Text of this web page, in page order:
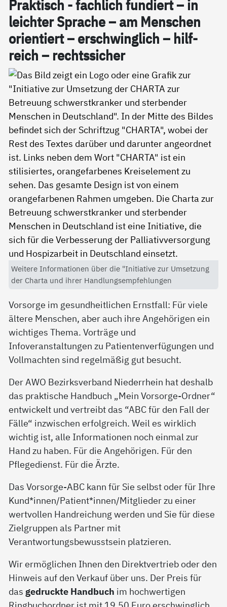
Prak­tisch - fach­lich fun­diert – in
leich­ter Spra­che – am Men­schen
ori­en­tiert – er­schwing­lich – hil­f­
reich – rechts­si­cher
Weitere Informationen über die "Initiative zur Umsetzung
der Charta und ihrer Handlungsempfehlungen
Vorsorge im gesundheitlichen Ernstfall: Für viele
ältere Menschen, aber auch ihre Angehörigen ein
wichtiges Thema. Vorträge und
Infoveranstaltungen zu Patientenverfügungen und
Vollmachten sind regelmäßig gut besucht.
Der AWO Bezirksverband Niederrhein hat deshalb
das praktische Handbuch „Mein Vorsorge-Ordner“
entwickelt und vertreibt das “ABC für den Fall der
Fälle“ inzwischen erfolgreich. Weil es wirklich
wichtig ist, alle Informationen noch einmal zur
Hand zu haben. Für die Angehörigen. Für den
Pflegedienst. Für die Ärzte.
Das Vorsorge-ABC kann für Sie selbst oder für Ihre
Kund*innen/Patient*innen/Mitglieder zu einer
wertvollen Handreichung werden und Sie für diese
Zielgruppen als Partner mit
Verantwortungsbewusstsein platzieren.
Wir ermöglichen Ihnen den Direktvertrieb oder den
Hinweis auf den Verkauf über uns. Der Preis für
das gedruckte Handbuch im hochwertigen